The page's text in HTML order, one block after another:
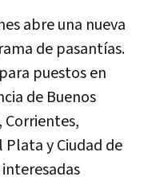
abre una nueva
de pasantías.
puestos en
de Buenos
Corrientes,
Plata y Ciudad de
interesadas